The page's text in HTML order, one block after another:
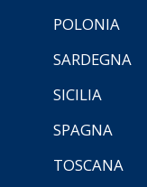
POLONIA
SARDEGNA
SICILIA
SPAGNA
TOSCANA